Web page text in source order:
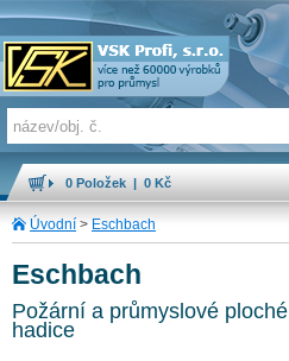
0 Položek | 0 Kč
Úvodní > Eschbach
Eschbach
Požární a průmyslové ploché
hadice